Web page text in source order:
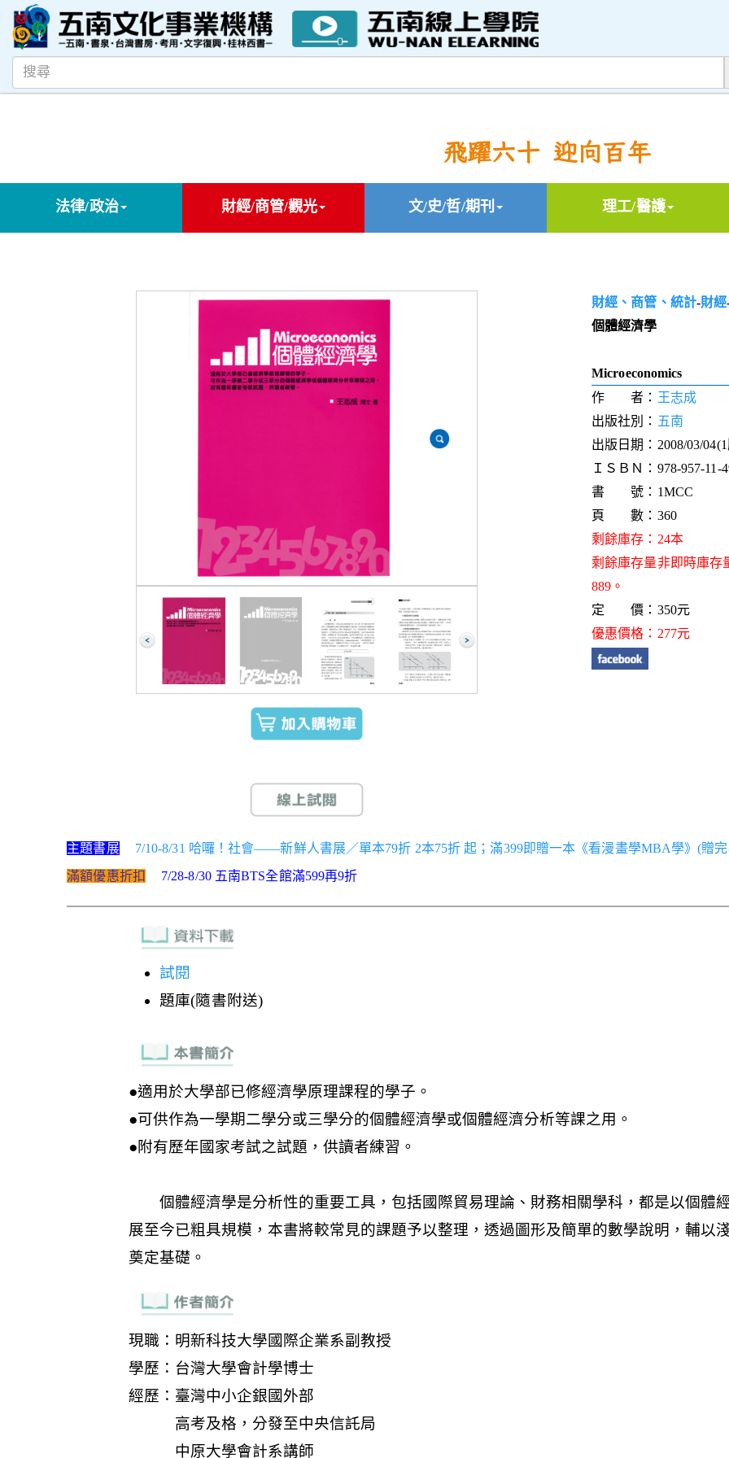
飛躍六十 迎向百年
法律/政治 財經/商管/觀光 文/史/哲/期刊 理工/醫護
財經、商管、統計-財經
個體經濟學
Microeconomics
作 者： 王志成
出版社別： 五南
出版日期：2008/03/
ＩＳＢＮ：978-957-11-
書 號：1MCC
頁 數：360
剩餘庫存：24本
剩餘庫存量非即時庫存
889。
定 價：350元
優惠價格：277元
主題書展
7/10-8/31 哈囉！社會——新鮮人書展／單本79折 2本75折 起；滿399即贈一本《看漫畫學MBA學》(贈
滿額優惠折扣
7/28-8/30 五南BTS全館滿599再9折
試閱
題庫(隨書附送)